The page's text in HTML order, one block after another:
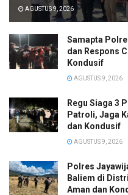
AGUSTUS 9, 2026
Samapta
dan Respons
Kondusif
AGUSTUS 9, 2026
Regu Siaga 3
Patroli, Jaga
dan Kondusif
AGUSTUS 9, 2026
Polres
Baliem di
Aman dan